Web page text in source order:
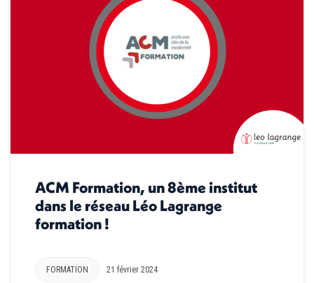
ACM Formation, un 8ème institut
dans le réseau Léo Lagrange
formation !
FORMATION 21 février 2024